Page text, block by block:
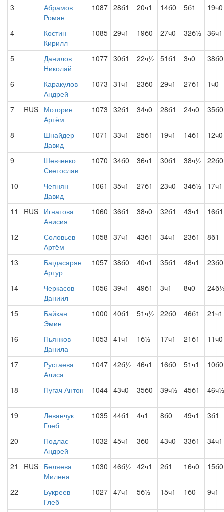
3
Абрамов
Роман
1087 28б1 20ч1 14б0 5б1 19ч0
4
Костин
Кирилл
1085 29ч1 19б0 27ч0 32б½ 36ч1
5
Данилов
Николай
1077 30б1 22ч½ 51б1 3ч0 38б0
6
Каракулов
Андрей
1073 31ч1 23б0 29ч1 27б1 1ч0
7 RUS Моторин
Артём
1073 32б1 34ч0 28б1 24ч0 35б0
8
Шнайдер
Давид
1071 33ч1 25б1 19ч1 14б1 12ч0
9
Шевченко
Светослав
1070 34б0 36ч1 30б1 38ч½ 22б0
10
Чепнян
Давид
1061 35ч1 27б1 23ч0 34б½ 17ч1
11 RUS Игнатова
Анисия
1060 36б1 38ч0 32б1 43ч1 16б1
12
Соловьев
Артём
1058 37ч1 43б1 34ч1 23б1 8б1
13
Багдасарян
Артур
1057 38б0 40ч1 35б1 48ч1 23б0
14
Черкасов
Даниил
1056 39ч1 49б1 3ч1 8ч0
15
Байкан
Эмин
1000 40б1 51ч½ 22б0 46б1 21ч1
16
Пьянков
Данила
1053 41ч1 1б½ 17ч1 21б1 11ч0
17
Рустаева
Алиса
1047 42б½ 46ч1 16б0 51ч1 10б0
18 Пугач Антон 1044 43ч0 35б0 39ч½ 45б1
19
Леванчук
Глеб
1035 44б1 4ч1 8б0 49ч1 3б1
20
Подлас
Андрей
1032 45ч1 3б0 43ч0 33б1 34ч1
21 RUS Беляева
Милена
1030 46б½ 42ч1 2б1 16ч0 15б0
22
Букреев
Глеб
1027 47ч1 5б½ 15ч1 1б0 9ч1